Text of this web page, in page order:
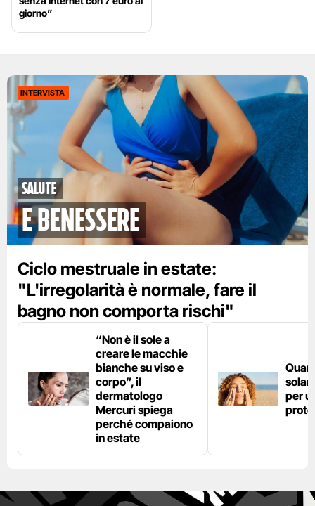
giorno”
INTERVISTA
Salute
e benessere
Ciclo mestruale in estate:
"L'irregolarità è normale, fare il
bagno non comporta rischi"
“Non è il sole a
creare le macchie
bianche su viso e
corpo”, il
dermatologo
Mercuri spiega
perché compaiono
in estate
per